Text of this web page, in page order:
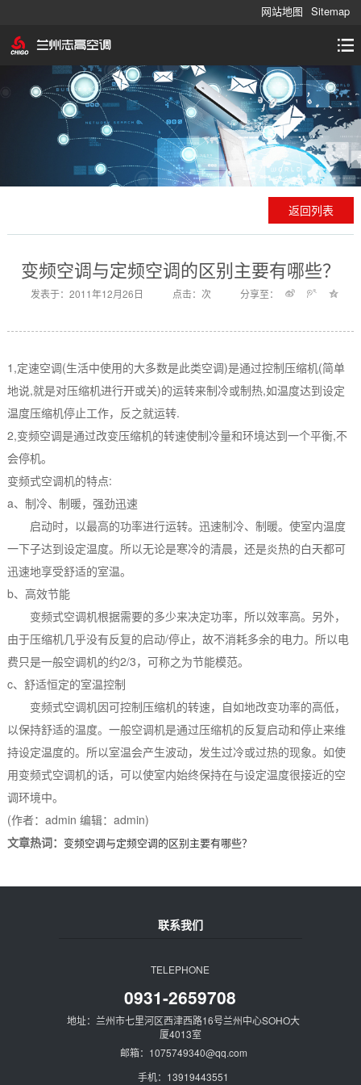
网站地图 Sitemap
返回列表
变频空调与定频空调的区别主要有哪些？
发表于：2011年12月26日 点击：次 分享至：
1,定速空调(生活中使用的大多数是此类空调)是通过控制压缩机(简单
地说,就是对压缩机进行开或关)的运转来制冷或制热,如温度达到设定
温度压缩机停止工作，反之就运转.
2,变频空调是通过改变压缩机的转速使制冷量和环境达到一个平衡,不
会停机。
变频式空调机的特点:
a、制冷、制暖，强劲迅速
启动时，以最高的功率进行运转。迅速制冷、制暖。使室内温度
一下子达到设定温度。所以无论是寒冷的清晨，还是炎热的白天都可
迅速地享受舒适的室温。
b、高效节能
变频式空调机根据需要的多少来决定功率，所以效率高。另外，
由于压缩机几乎没有反复的启动/停止，故不消耗多余的电力。所以电
费只是一般空调机的约2/3，可称之为节能模范。
c、舒适恒定的室温控制
变频式空调机因可控制压缩机的转速，自如地改变功率的高低，
以保持舒适的温度。一般空调机是通过压缩机的反复启动和停止来维
持设定温度的。所以室温会产生波动，发生过冷或过热的现象。如使
用变频式空调机的话，可以使室内始终保持在与设定温度很接近的空
调环境中。
(作者：admin 编辑：admin)
文章热词： 变频空调与定频空调的区别主要有哪些？
联系我们
TELEPHONE
0931-2659708
地址：兰州市七里河区西津西路16号兰州中心SOHO大
厦4013室
邮箱：1075749340@qq.com
手机：13919443551